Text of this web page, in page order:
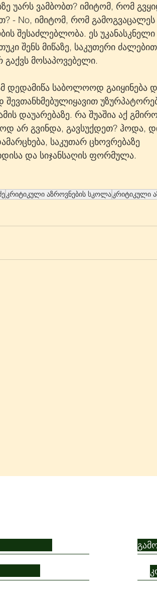
უარს ვამბობთ? იმიტომ, რომ
- No, იმიტომ, რომ
შესაძლებლობა. ეს უკანასკნელი
შენს მიწაზე, საკუთერი
გაქვს მოსაპოვებელი.
დედამიწა საბოლოოდ გაიყინება
შევთანხმებულიყავით
დაუარებაზე. რა შუაშია აქ
არ გვინდა, გავსუქდეთ? ჰოდა,
საკუთარ ცხოვრებაზე
და სიჯანსაღის ფორმულა.
კრიტიკული აზროვნების სკოლაკრიტიკული
ვერ